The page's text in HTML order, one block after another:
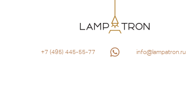
+7 (495) 445-55-77 info@lampatron.ru